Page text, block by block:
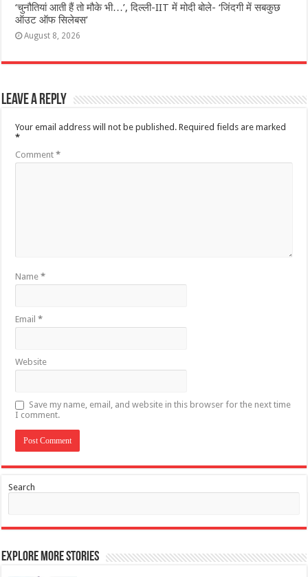
‘चुनौतियां आती हैं तो मौके भी…’, दिल्ली-IIT में मोदी बोले- ‘जिंदगी में सबकुछ
ऑउट ऑफ सिलेबस’
August 8, 2026
Leave a Reply
Your email address will not be published. Required fields are marked
*
Comment*
Name*
Email*
Website
Save my name, email, and website in this browser for the next time
I comment.
Search
Explore More Stories